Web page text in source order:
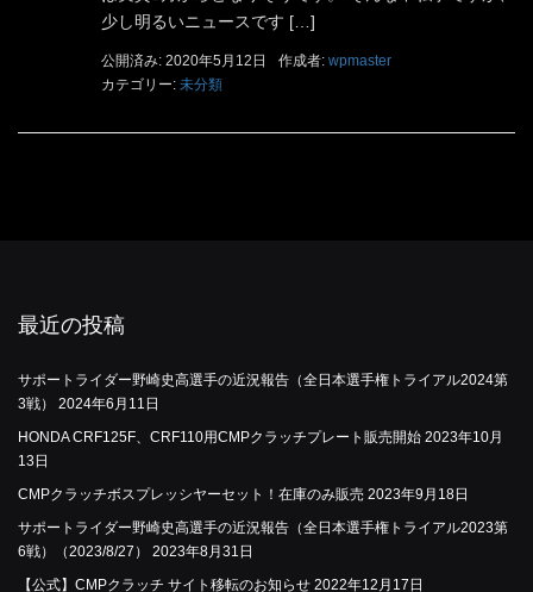
少し明るいニュースです […]
公開済み: 2020年5月12日 作成者: wpmaster
カテゴリー: 未分類
最近の投稿
サポートライダー野崎史高選手の近況報告（全日本選手権トライアル2024第
3戦）
2024年6月11日
HONDA CRF125F、CRF110用CMPクラッチプレート販売開始 2023年10月
13日
CMPクラッチボスプレッシヤーセット！在庫のみ販売 2023年9月18日
サポートライダー野崎史高選手の近況報告（全日本選手権トライアル2023第
6戦）（2023/8/27）
2023年8月31日
【公式】CMPクラッチ サイト移転のお知らせ 2022年12月17日